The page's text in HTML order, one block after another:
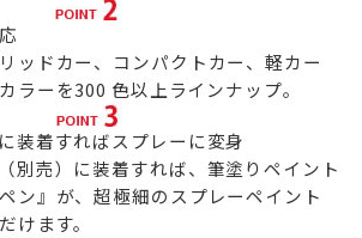
ッドカー、コンパクトカー、軽カー
ラーを300 色以上ラインナップ。
装着すればスプレーに変身
別売）に装着すれば、筆塗りペイント
ン』が、超極細のスプレーペイント
けます。